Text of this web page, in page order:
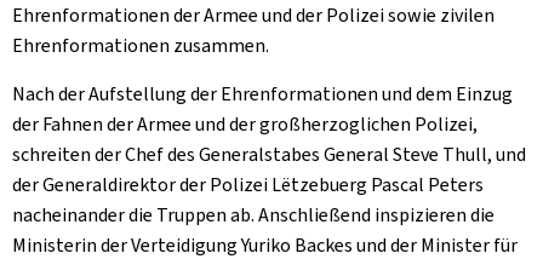
Ehrenformationen der Armee und der Polizei sowie zivilen
Ehrenformationen zusammen.
Nach der Aufstellung der Ehrenformationen und dem Einzug
der Fahnen der Armee und der großherzoglichen Polizei,
schreiten der Chef des Generalstabes General Steve Thull, und
der Generaldirektor der Polizei Lëtzebuerg Pascal Peters
nacheinander die Truppen ab. Anschließend inspizieren die
Ministerin der Verteidigung Yuriko Backes und der Minister für